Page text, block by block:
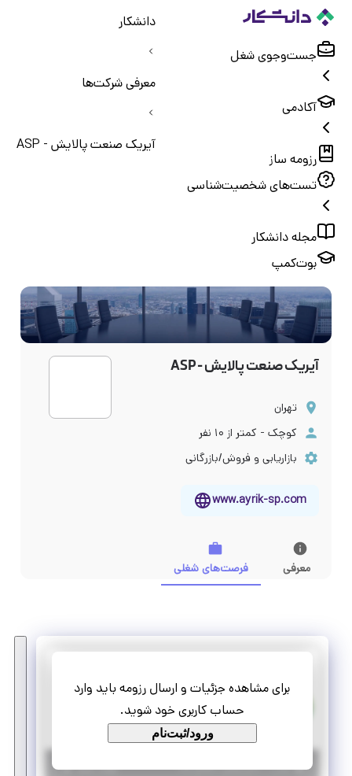
جست‌و‌جوی شغل
آکادمی
رزومه ساز
تست‌های شخصیت‌شناسی
مجله دانشکار
بوت‌کمپ
دانشکار
معرفی شرکت‌ها
آیریک صنعت پالایش - ASP
آیریک صنعت پالایش - ASP
تهران
کوچک - کمتر از ۱۰ نفر
بازاریابی و فروش/بازرگانی
www.ayrik-sp.com
معرفی فرصت‌های شغلی
برای مشاهده جزئیات و ارسال رزومه باید وارد
حساب کاربری خود شوید.
ورود/ثبت‌نام
پاره وقت دورکاری
تهران |۱ سال پیش | منقضی شده جزئیات بیشتر